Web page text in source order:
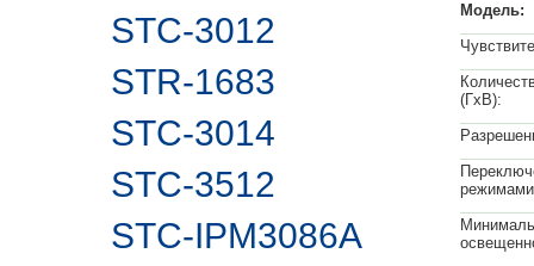
STC-3012
STR-1683
STC-3014
STC-3512
STC-IPM3086A
Модель:
(ГхВ):